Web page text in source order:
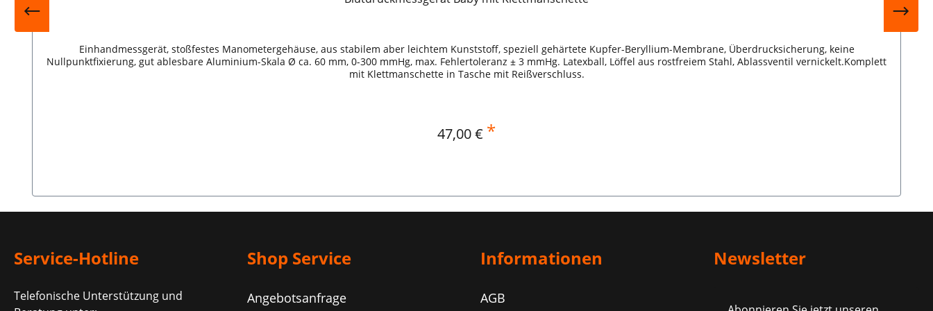
Einhandmessgerät, stoßfestes Manometergehäuse, aus stabilem aber leichtem Kunststoff, speziell gehärtete Kupfer-Beryllium-Membrane, Überdrucksicherung, keine
Nullpunktfixierung, gut ablesbare Aluminium-Skala Ø ca. 60 mm, 0-300 mmHg, max. Fehlertoleranz ± 3 mmHg. Latexball, Löffel aus rostfreiem Stahl, Ablassventil vernickelt.Komplett
mit Klettmanschette in Tasche mit Reißverschluss.
Regulärer Preis:
47,00 € *
In den Warenkorb
Service-Hotline
Telefonische Unterstützung und
Shop Service
Angebotsanfrage
Informationen
AGB
Newsletter